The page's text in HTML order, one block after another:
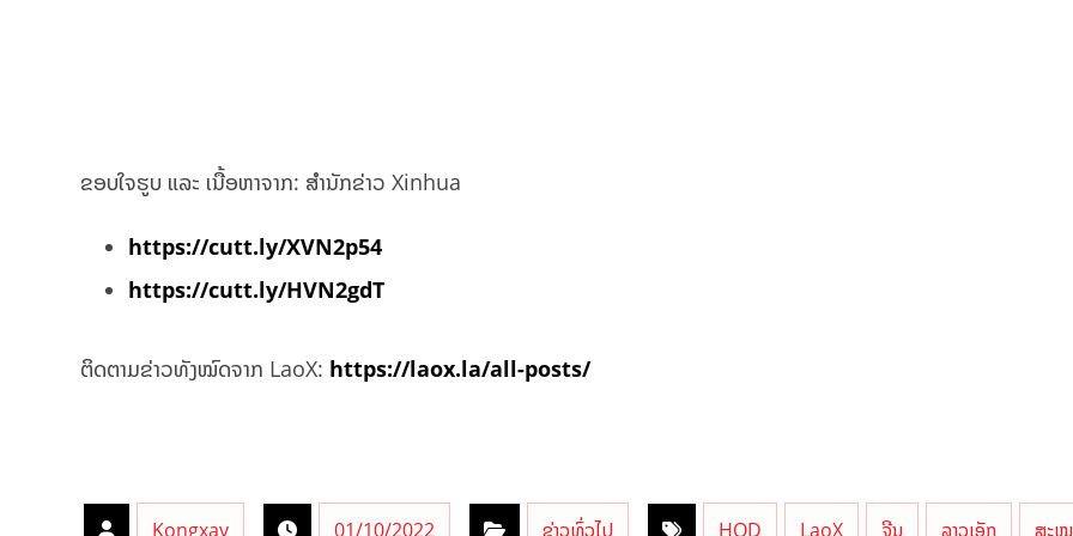
ຂອບໃຈຮູບ ແລະ ເນື້ອຫາຈາກ: ສຳນັກຂ່າວ Xinhua
https://cutt.ly/XVN2p54
https://cutt.ly/HVN2gdT
ຕິດຕາມຂ່າວທັງໝົດຈາກ LaoX: https://laox.la/all-posts/
Kongxay 01/10/2022 ຂ່າວທົ່ວໄປ HOD LaoX ຈີນ ລາວເອັກ ສະໜ